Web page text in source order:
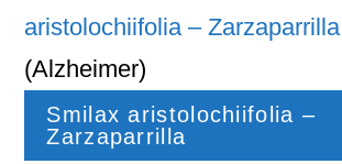
aristolochiifolia – Zarzaparrilla
(Alzheimer)
Smilax aristolochiifolia –
Zarzaparrilla